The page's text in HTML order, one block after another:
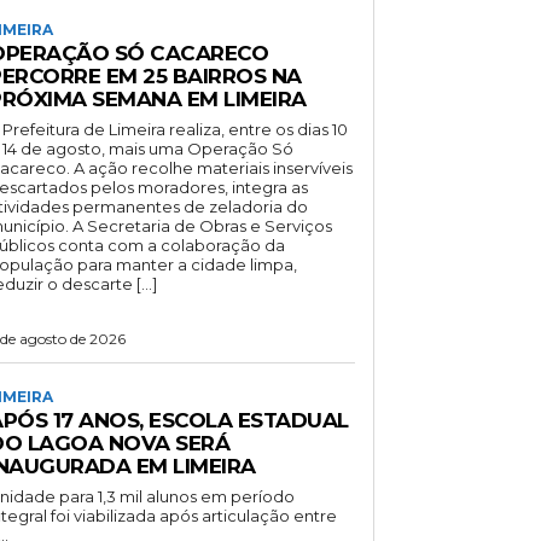
SÓ CACARECO
EM 25 BAIRROS NA
SEMANA EM LIMEIRA
Prefeitura de Limeira realiza, entre os dias 10
14 de agosto, mais uma Operação Só
A ação recolhe materiais inservíveis
pelos moradores, integra as
permanentes de zeladoria do
A Secretaria de Obras e Serviços
conta com a colaboração da
para manter a cidade limpa,
o descarte […]
agosto de 2026
17 ANOS, ESCOLA ESTADUAL
LAGOA NOVA SERÁ
EM LIMEIRA
para 1,3 mil alunos em período
foi viabilizada após articulação entre